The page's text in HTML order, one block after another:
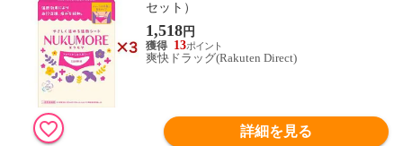
セット）
1,518円
13
爽快ドラッグ(Rakuten Direct)
詳細を見る